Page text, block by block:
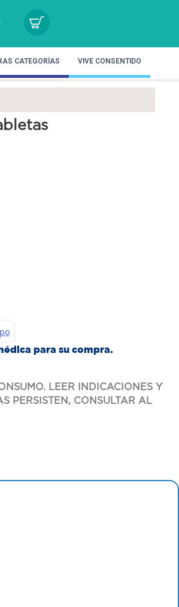
CATEGORÍAS VIVE CONSENTIDO
para su compra.
LEER INDICACIONES Y
PERSISTEN, CONSULTAR AL